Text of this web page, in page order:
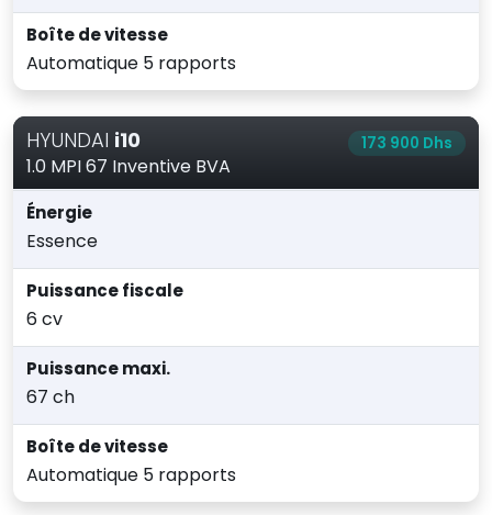
Boîte de vitesse
Automatique 5 rapports
HYUNDAI i10
1.0 MPI 67 Inventive BVA
173 900 Dhs
Énergie
Essence
Puissance fiscale
6 cv
Puissance maxi.
67 ch
Boîte de vitesse
Automatique 5 rapports